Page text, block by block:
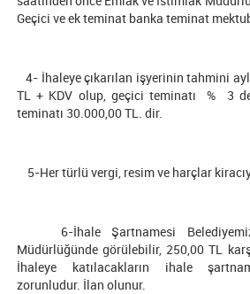
Geçici ve ek teminat banka teminat
4- İhaleye çıkarılan işyerinin tahmini
TL + KDV olup, geçici teminatı % 3
teminatı 30.000,00 TL. dir.
5-Her türlü vergi, resim ve harçlar
6-İhale Şartnamesi
Müdürlüğünde görülebilir, 250,00 TL
İhaleye katılacakların ihale
zorunludur. İlan olunur.